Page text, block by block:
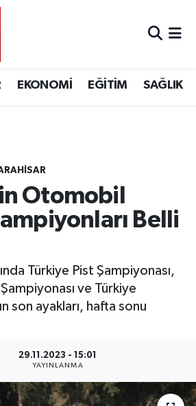
EKONOMİ EĞİTİM SAĞLIK
Otomobil
Belli
Türkiye Pist Şampiyonası,
ve Türkiye
son ayakları, hafta sonu
29.11.2023 - 15:01
YAYINLANMA